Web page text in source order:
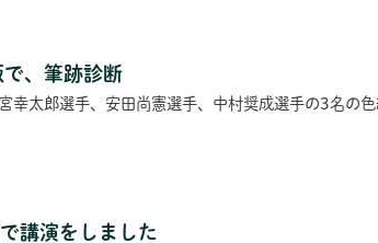
、筆跡診断
幸太郎選手、安田尚憲選手、中村奨成選手の3名の色
講演をしました